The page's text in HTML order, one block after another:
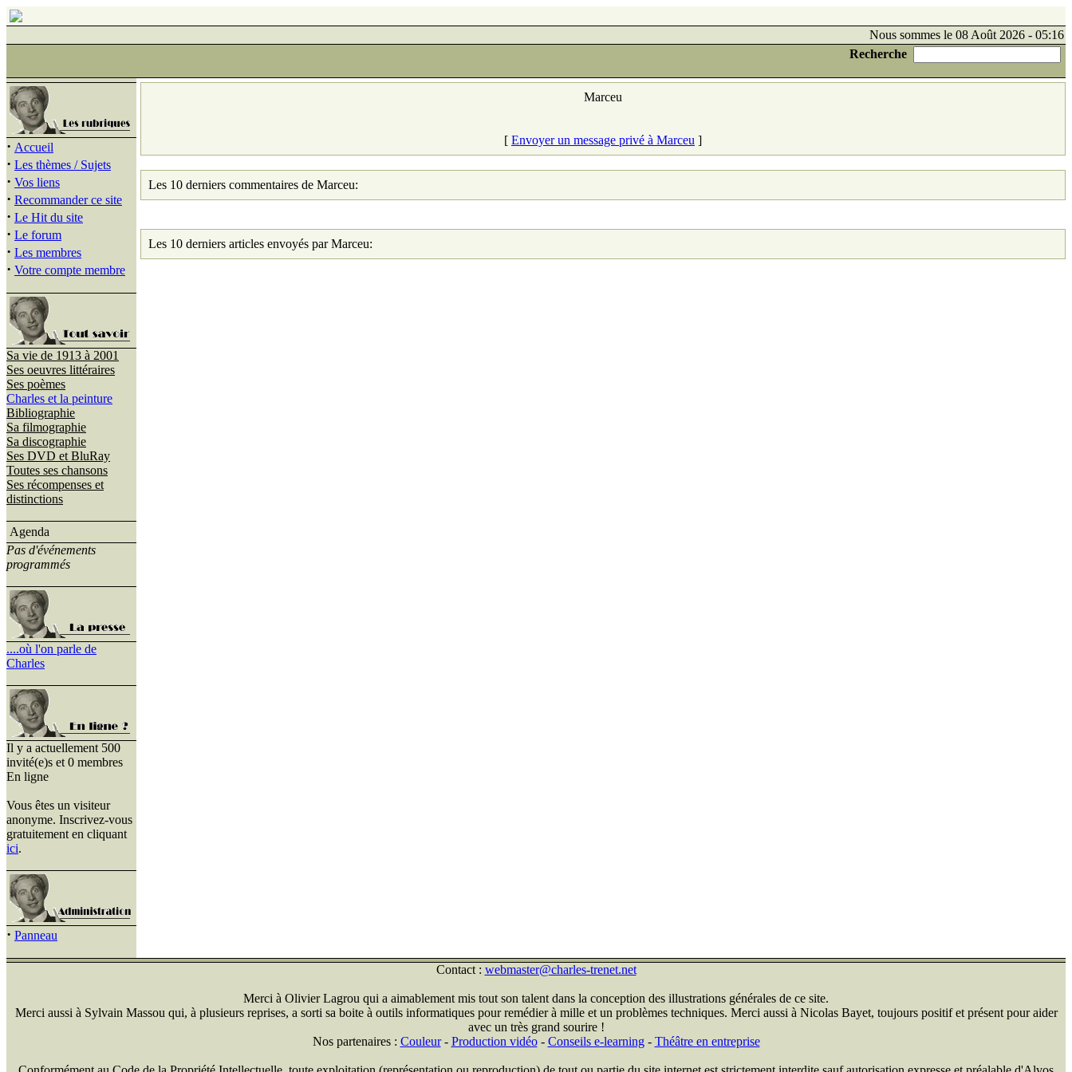
Nous sommes le 08 Août 2026 - 05:16
Recherche
· Accueil
· Les thèmes / Sujets
· Vos liens
· Recommander ce site
· Le Hit du site
· Le forum
· Les membres
· Votre compte membre
Sa vie de 1913 à 2001
Ses oeuvres littéraires
Ses poèmes
Charles et la peinture
Bibliographie
Sa filmographie
Sa discographie
Ses DVD et BluRay
Toutes ses chansons
Ses récompenses et
distinctions
Agenda
Pas d'événements
programmés
....où l'on parle de
Charles
Il y a actuellement 500
invité(e)s et 0 membres
En ligne
Vous êtes un visiteur
anonyme. Inscrivez-vous
gratuitement en cliquant
ici.
· Panneau
Marceu
[ Envoyer un message privé à Marceu ]
Les 10 derniers commentaires de Marceu:
Les 10 derniers articles envoyés par Marceu:
Contact : webmaster@charles-trenet.net
Merci à Olivier Lagrou qui a aimablement mis tout son talent dans la conception des illustrations générales de ce site.
Merci aussi à Sylvain Massou qui, à plusieurs reprises, a sorti sa boite à outils informatiques pour remédier à mille et un problèmes techniques. Merci aussi à Nicolas Bayet, toujours positif et présent pour aider
avec un très grand sourire !
Nos partenaires : Couleur- Production vidéo- Conseils e-learning- Théâtre en entreprise